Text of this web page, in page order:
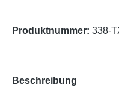
Produktnummer: 338-
Beschreibung